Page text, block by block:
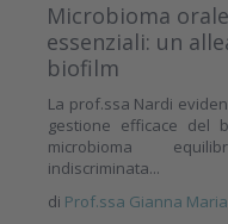
Microbioma
essenziali: un
biofilm
La prof.ssa Nardi
gestione efficace del
microbioma
indiscriminata...
di Prof.ssa Gianna